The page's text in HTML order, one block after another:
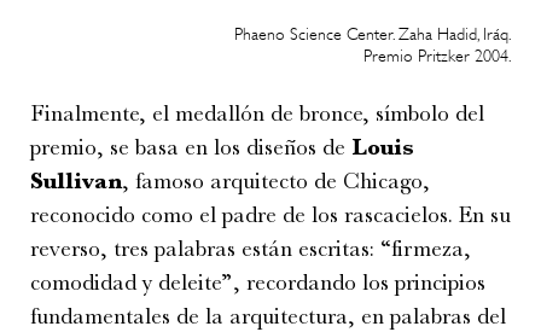
Phaeno Science Center. Zaha Hadid, Iráq.
Premio Pritzker 2004.
Finalmente, el medallón de bronce, símbolo del
premio, se basa en los diseños de Louis
Sullivan, famoso arquitecto de Chicago,
reconocido como el padre de los rascacielos. En su
reverso, tres palabras están escritas: “firmeza,
comodidad y deleite”, recordando los principios
fundamentales de la arquitectura, en palabras del